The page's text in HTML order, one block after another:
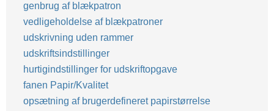
genbrug af blækpatron
vedligeholdelse af blækpatroner
udskrivning uden rammer
udskriftsindstillinger
hurtigindstillinger for udskriftopgave
fanen Papir/Kvalitet
opsætning af brugerdefineret papirstørrelse